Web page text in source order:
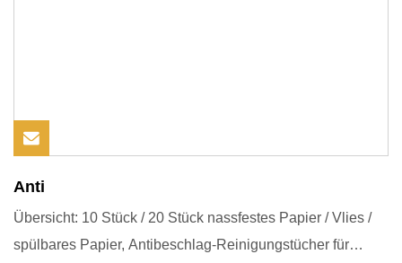
Anti
Übersicht: 10 Stück / 20 Stück nassfestes Papier / Vlies /
spülbares Papier, Antibeschlag-Reinigungstücher für